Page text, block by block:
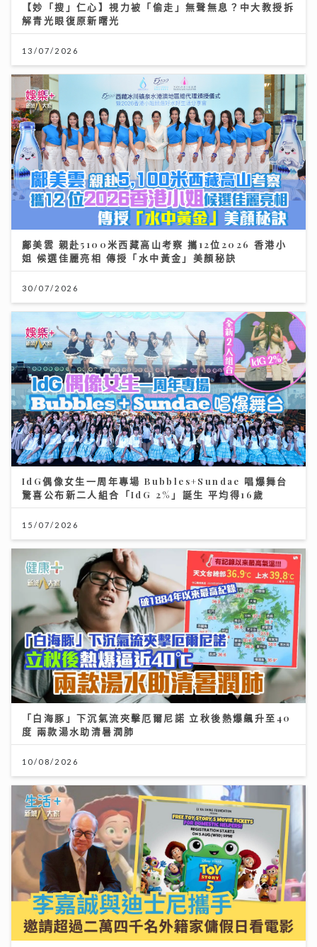
【妙「搜」仁心】視力被「偷走」無聲無息？中大教授拆
解青光眼復原新曙光
13/07/2026
鄺美雲 親赴5100米西藏高山考察 攜12位2026 香港小
姐 候選佳麗亮相 傳授「水中黃金」美顏秘訣
30/07/2026
IdG偶像女生一周年專場 Bubbles+Sundae 唱爆舞台
驚喜公布新二人組合「IdG 2%」誕生 平均得16歲
15/07/2026
「白海豚」下沉氣流夾擊厄爾尼諾 立秋後熱爆飆升至40
度 兩款湯水助清暑潤肺
10/08/2026